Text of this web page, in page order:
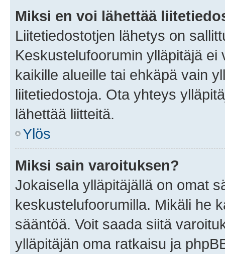
Miksi en voi lähettää
Liitetiedostotjen lähetys on
Keskustelufoorumin ylläpitäjä
kaikille alueille tai ehkäpä vain
liitetiedostoja. Ota yhteys
lähettää liitteitä.
Ylös
Miksi sain varoituksen?
Jokaisella ylläpitäjällä on omat
keskustelufoorumilla. Mikäli he
sääntöä. Voit saada siitä
ylläpitäjän oma ratkaisu ja